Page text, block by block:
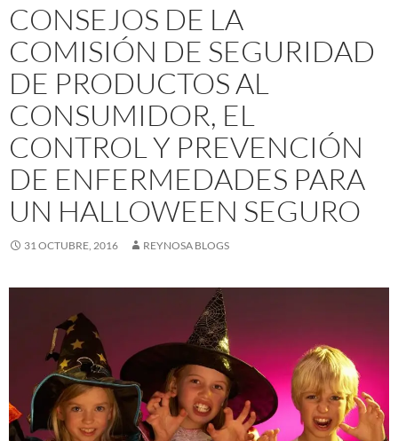
CONSEJOS DE LA
COMISIÓN DE SEGURIDAD
DE PRODUCTOS AL
CONSUMIDOR, EL
CONTROL Y PREVENCIÓN
DE ENFERMEDADES PARA
UN HALLOWEEN SEGURO
31 OCTUBRE, 2016 REYNOSA BLOGS